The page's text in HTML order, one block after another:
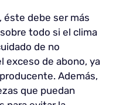
éste debe ser más
todo si el clima
de no
exceso de abono, ya
Además,
que puedan